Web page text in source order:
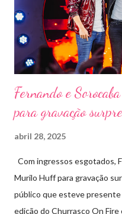
Pontal Rodeo Music reforça
social: os ingressos
não perecível. Toda a arr...
Fernando e
para gravação
abril 28, 2025
Com ingressos esgotados,
Murilo Huff para gravação
público que esteve presente
edição do Churrasco On Fire